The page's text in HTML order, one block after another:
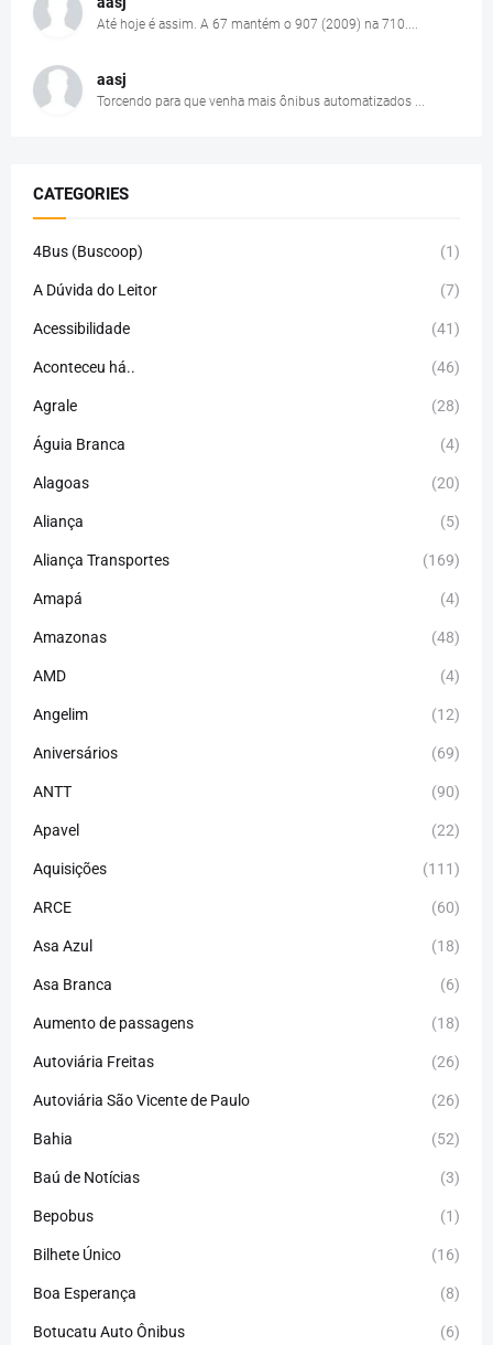
Até hoje é assim. A 67 mantém o 907 (2009) na 710....
aasj
Torcendo para que venha mais ônibus automatizados ...
CATEGORIES
4Bus (Buscoop) (1)
A Dúvida do Leitor (7)
Acessibilidade (41)
Aconteceu há.. (46)
Agrale (28)
Águia Branca (4)
Alagoas (20)
Aliança (5)
Aliança Transportes (169)
Amapá (4)
Amazonas (48)
AMD (4)
Angelim (12)
Aniversários (69)
ANTT (90)
Apavel (22)
Aquisições (111)
ARCE (60)
Asa Azul (18)
Asa Branca (6)
Aumento de passagens (18)
Autoviária Freitas (26)
Autoviária São Vicente de Paulo (26)
Bahia (52)
Baú de Notícias (3)
Bepobus (1)
Bilhete Único (16)
Boa Esperança (8)
Botucatu Auto Ônibus (6)